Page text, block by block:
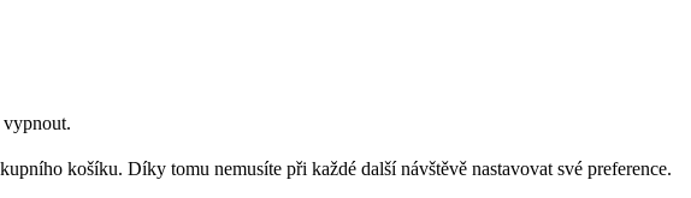
vypnout.
košíku. Díky tomu nemusíte při každé další návštěvě nastavovat své preference.